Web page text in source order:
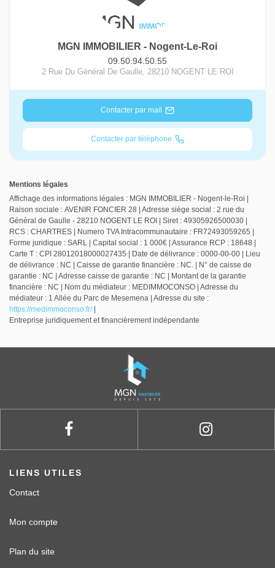
MGN IMMOBILIER - Nogent-Le-Roi
09.50.94.50.55
2 Rue Du Général De Gaulle, 28210 NOGENT LE ROI
Contacter par mail
Contacter par téléphone
Mentions légales
Affichage des informations légales : MGN IMMOBILIER - Nogent-le-Roi |
Raison sociale : AVENIR FONCIER 28 | Adresse siège social : 2 rue du
Général de Gaulle - 28210 NOGENT LE ROI | Siret : 49305926500030 |
RCS : CHARTRES | Numero TVA Intracommunautaire : FR72493059265 |
Forme juridique : SARL | Capital social : 1 000€ | Assurance RCP : 18648 |
Carte T : CPI 28012018000027435 | Date de délivrance : 0000-00-00 | Lieu
de délivrance : NC | Caisse de garantie financière : NC. | N° de caisse de
garantie : NC | Adresse caisse de garantie : NC | Montant de la garantie
financière : NC | Nom du médiateur : MEDIMMOCONSO | Adresse du
médiateur : 1 Allée du Parc de Mesemena | Adresse du site :
https://medimmoconso.fr/|
Entreprise juridiquement et financièrement indépendante
LIENS UTILES
Contact
Mon compte
Plan du site